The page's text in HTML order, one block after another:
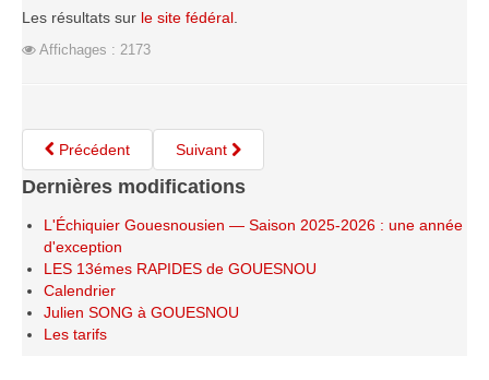
Saison 2015-2016
Saison 2014-2015
Saison 2011-2012
Saison 2010-2011
Saison 2009-2010
Saison 2008-2009
Les organisations
Les palmarès
Les résultats sur le site fédéral
Affichages : 2173
Précédent Suivant
Dernières modifications
L'Échiquier Gouesnousien — Saison 2025-2026 : une année
d'exception
LES 13émes RAPIDES de GOUESNOU
Calendrier
Julien SONG à GOUESNOU
Les tarifs